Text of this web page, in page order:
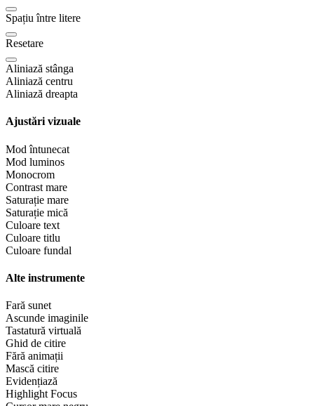
Spațiu între litere
Resetare
Aliniază stânga
Aliniază centru
Aliniază dreapta
Ajustări vizuale
Mod întunecat
Mod luminos
Monocrom
Contrast mare
Saturație mare
Saturație mică
Culoare text
Culoare titlu
Culoare fundal
Alte instrumente
Fară sunet
Ascunde imaginile
Tastatură virtuală
Ghid de citire
Fără animații
Mască citire
Evidențiază
Highlight Focus